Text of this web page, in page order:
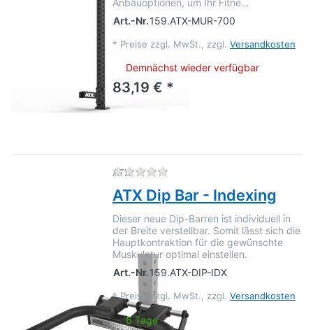
Art.-Nr.159.ATX-MUR-700
* Preise zzgl. MwSt., zzgl. Versandkosten
Demnächst wieder verfügbar
83,19 € *
ATX Zu diesem Produkt liegen
ATX Dip Bar - Indexing
Dieser neue Dip-Barren ist individuell in
der Breite verstellbar. Somit lässt sich die
Hauptkontraktion für die gewünschte
Muskulatur optimal einstellen.
Art.-Nr.159.ATX-DIP-IDX
* Preise zzgl. MwSt., zzgl. Versandkosten
6 Tage